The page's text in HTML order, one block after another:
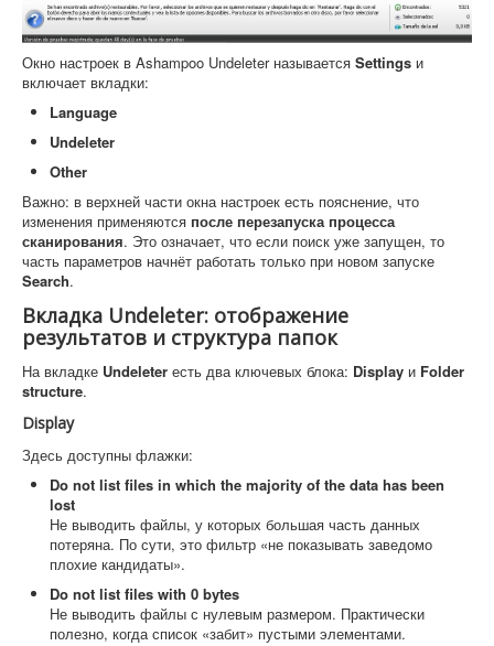
Окно настроек в Ashampoo Undeleter называется Settings и
включает вкладки:
Language
Undeleter
Other
Важно: в верхней части окна настроек есть пояснение, что
изменения применяются после перезапуска процесса
сканирования. Это означает, что если поиск уже запущен, то
часть параметров начнёт работать только при новом запуске
Search.
Вкладка Undeleter: отображение
результатов и структура папок
На вкладке Undeleter есть два ключевых блока: Display и Folder
structure.
Display
Здесь доступны флажки:
Do not list files in which the majority of the data has been
lost
Не выводить файлы, у которых большая часть данных
потеряна. По сути, это фильтр «не показывать заведомо
плохие кандидаты».
Do not list files with 0 bytes
Не выводить файлы с нулевым размером. Практически
полезно, когда список «забит» пустыми элементами.